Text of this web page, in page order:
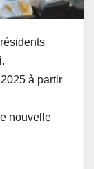
à partir
nouvelle